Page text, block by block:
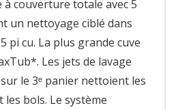
à couverture totale avec 5
un nettoyage ciblé dans
pi cu. La plus grande cuve
Les jets de lavage
le 3ᵉ panier nettoient les
les bols. Le système